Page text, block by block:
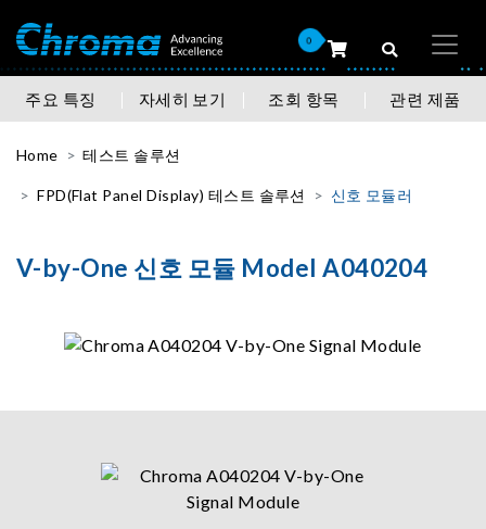
0
주요 특징 자세히 보기 조회 항목 관련 제품
Home 테스트 솔루션
FPD(Flat Panel Display) 테스트 솔루션 신호 모듈러
V-by-One 신호 모듈 Model A040204